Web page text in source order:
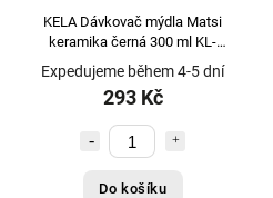
KELA Dávkovač mýdla Matsi
keramika černá 300 ml KL-
23719
Expedujeme během 4-5 dní
293 Kč
Do košíku